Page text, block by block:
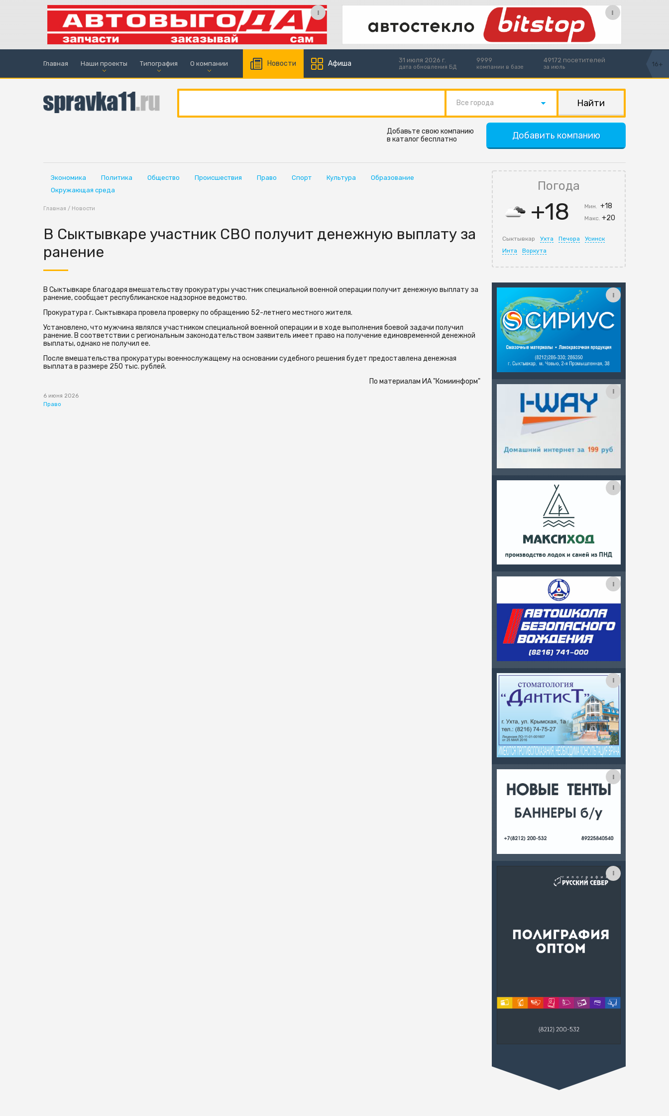
Главная Наши проекты Типография О компании Новости Афиша 31 июля 2026 г.
дата обновления БД
9999
компании в базе
49172 посетителей
за июль 16+
Все города
Добавить компанию
Добавьте свою компанию
в каталог бесплатно
Экономика Политика Общество Происшествия Право Спорт Культура
Образование
Окружающая среда
Главная / Новости
В Сыктывкаре участник СВО получит денежную выплату за
ранение
В Сыктывкаре благодаря вмешательству прокуратуры участник специальной военной операции получит денежную выплату за
ранение, сообщает республиканское надзорное ведомство.
Прокуратура г. Сыктывкара провела проверку по обращению 52-летнего местного жителя.
Установлено, что мужчина являлся участником специальной военной операции и в ходе выполнения боевой задачи получил
ранение. В соответствии с региональным законодательством заявитель имеет право на получение единовременной денежной
выплаты, однако не получил ее.
После вмешательства прокуратуры военнослужащему на основании судебного решения будет предоставлена денежная
выплата в размере 250 тыс. рублей.
По материалам ИА "Комиинформ"
6 июня 2026
Право
Погода
+18 Мин.+18
Макс.+20
Сыктывкар Ухта Печора
Усинск
Инта
Воркута